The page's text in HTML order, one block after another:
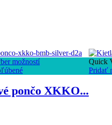
možností
pončo XKKO...
Quick
Pridať